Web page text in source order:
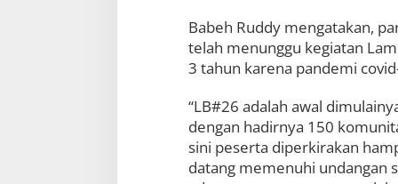
Babeh Ruddy mengatakan,
telah menunggu kegiatan
3 tahun karena pandemi
“LB#26 adalah awal
dengan hadirnya 150
sini peserta diperkirakan
datang memenuhi undangan